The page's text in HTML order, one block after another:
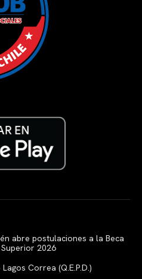
abre postulaciones a la Beca
2026
Correa (Q.E.P.D.)